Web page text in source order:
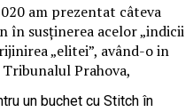
am prezentat câteva
în susținerea acelor „indicii
„elitei”, având-o in
Prahova,